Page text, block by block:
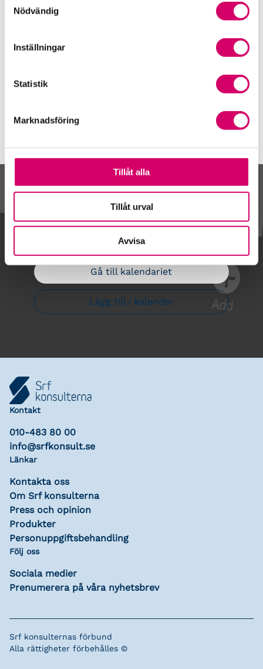
Nödvändig
Inställningar
Statistik
Marknadsföring
Tillåt alla
Tillåt urval
Avvisa
Öppet brev till Myndigheten för yrkeshögskolan
Framtidsutsikter i lönebranschen
Kalendarium
Gå till kalendariet
Lägg till i kalender
Kontakt
010-483 80 00
info@srfkonsult.se
Länkar
Kontakta oss
Om Srf konsulterna
Press och opinion
Produkter
Personuppgiftsbehandling
Följ oss
Sociala medier
Prenumerera på våra nyhetsbrev
Srf konsulternas förbund
Alla rättigheter förbehålles ©